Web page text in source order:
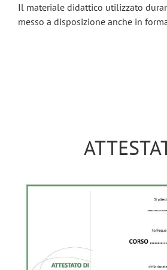
Il materiale didattico utilizzato
messo a disposizione anche in